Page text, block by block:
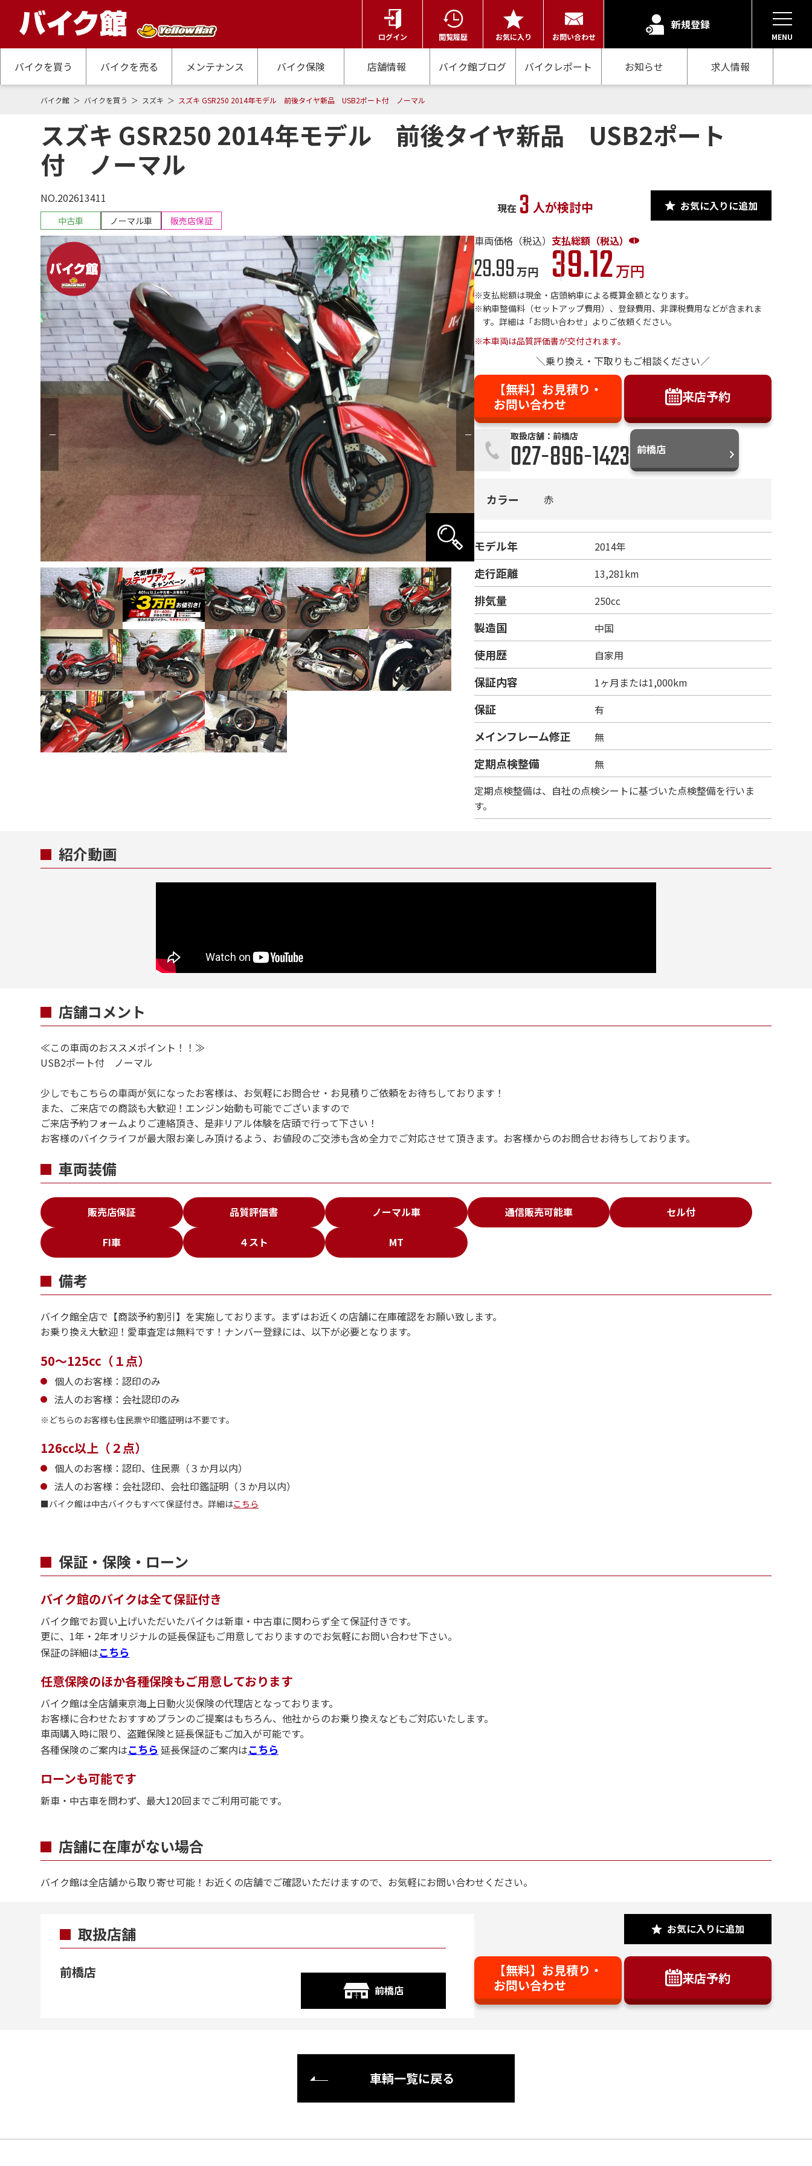
ログイン 閲覧履歴 お気に入り お問い合わせ
新規登録
MENU
バイクを買う バイクを売る メンテナンス バイク保険 店舗情報 バイク館ブログ バイクレポート お知らせ 求人情報
バイク館 バイクを買う スズキ スズキ GSR250 2014年モデル 前後タイヤ新品 USB2ポート付 ノーマル
スズキ GSR250 2014年モデル 前後タイヤ新品 USB2ポート
付 ノーマル
NO.202613411
中古車 ノーマル車 販売店保証
現在 3 人が検討中 お気に入りに追加
車両価格（税込）
29.99万円
支払総額（税込）
39.12万円
支払総額は現金・店頭納車による概算金額となります。
納車整備料（セットアップ費用）、登録費用、非課税費用などが含まれま
す。詳細は「お問い合わせ」よりご依頼ください。
※本車両は品質評価書が交付されます。
＼乗り換え・下取りもご相談ください／
【無料】お見積り・
お問い合わせ
来店予約
取扱店舗：前橋店
027-896-1423 前橋店
カラー 赤
モデル年 2014年
走行距離 13,281km
排気量 250cc
製造国 中国
使用歴 自家用
保証内容 1ヶ月または1,000km
保証 有
メインフレーム修正 無
定期点検整備
無
定期点検整備は、自社の点検シートに基づいた点検整備を行いま
す。
紹介動画
店舗コメント
≪この車両のおススメポイント！！≫
USB2ポート付 ノーマル
少しでもこちらの車両が気になったお客様は、お気軽にお問合せ・お見積りご依頼をお待ちしております！
また、ご来店での商談も大歓迎！エンジン始動も可能でございますので
ご来店予約フォームよりご連絡頂き、是非リアル体験を店頭で行って下さい！
お客様のバイクライフが最大限お楽しみ頂けるよう、お値段のご交渉も含め全力でご対応させて頂きます。お客様からのお問合せお待ちしております。
車両装備
販売店保証 品質評価書 ノーマル車 通信販売可能車 セル付
FI車 ４スト MT
備考
バイク館全店で【商談予約割引】を実施しております。まずはお近くの店舗に在庫確認をお願い致します。
お乗り換え大歓迎！愛車査定は無料です！ナンバー登録には、以下が必要となります。
50～125cc（１点）
個人のお客様：認印のみ
法人のお客様：会社認印のみ
どちらのお客様も住民票や印鑑証明は不要です。
126㏄以上（２点）
個人のお客様：認印、住民票（３か月以内）
法人のお客様：会社認印、会社印鑑証明（３か月以内）
■バイク館は中古バイクもすべて保証付き。詳細はこちら
保証・保険・ローン
バイク館のバイクは全て保証付き
バイク館でお買い上げいただいたバイクは新車・中古車に関わらず全て保証付きです。
更に、1年・2年オリジナルの延長保証もご用意しておりますのでお気軽にお問い合わせ下さい。
保証の詳細はこちら
任意保険のほか各種保険もご用意しております
バイク館は全店舗東京海上日動火災保険の代理店となっております。
お客様に合わせたおすすめプランのご提案はもちろん、他社からのお乗り換えなどもご対応いたします。
車両購入時に限り、盗難保険と延長保証もご加入が可能です。
各種保険のご案内はこちら 延長保証のご案内はこちら
ローンも可能です
新車・中古車を問わず、最大120回までご利用可能です。
店舗に在庫がない場合
バイク館は全店舗から取り寄せ可能！お近くの店舗でご確認いただけますので、お気軽にお問い合わせください。
取扱店舗
前橋店
前橋店
お気に入りに追加
【無料】お見積り・
お問い合わせ
来店予約
車輌一覧に戻る
バイク館ではお乗り出しまでに必要な
概算のお支払総額を表示しております。